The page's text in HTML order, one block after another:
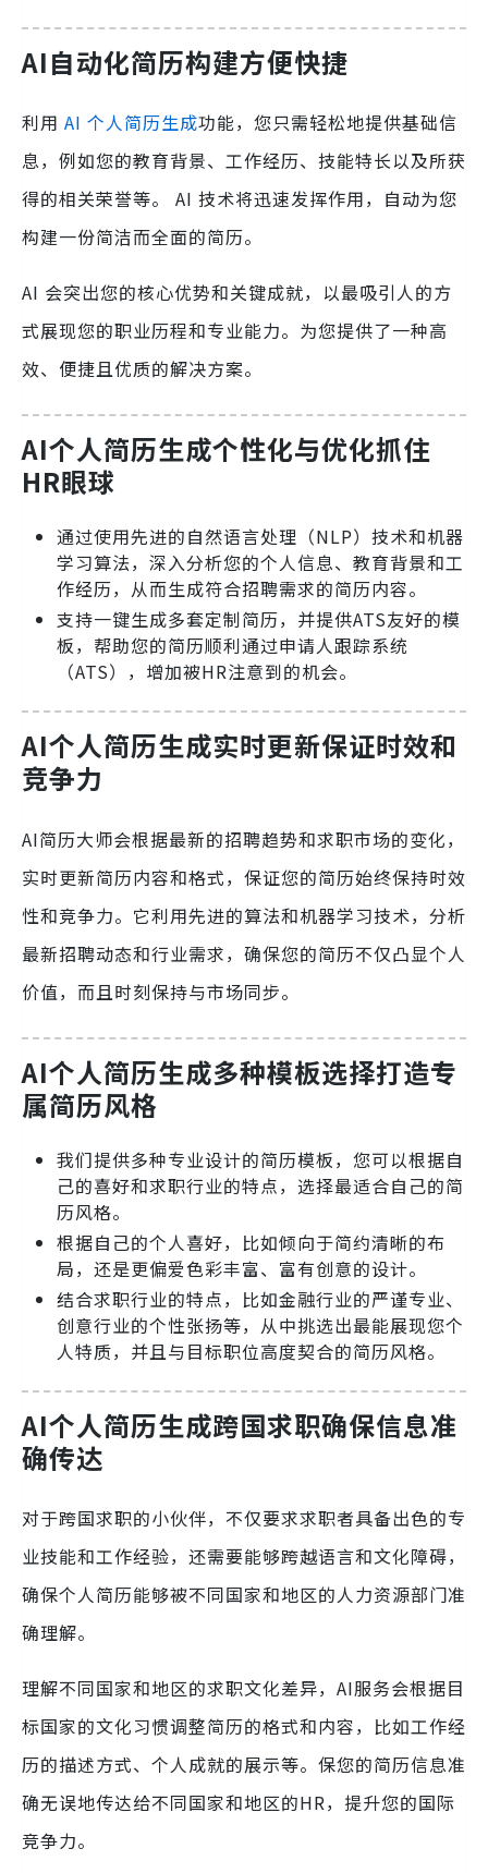
AI自动化简历构建方便快捷
利用 AI 个人简历生成功能，您只需轻松地提供基础信
息，例如您的教育背景、工作经历、技能特长以及所获
得的相关荣誉等。 AI 技术将迅速发挥作用，自动为您
构建一份简洁而全面的简历。
AI 会突出您的核心优势和关键成就，以最吸引人的方
式展现您的职业历程和专业能力。为您提供了一种高
效、便捷且优质的解决方案。
AI个人简历生成个性化与优化抓住
HR眼球
通过使用先进的自然语言处理（NLP）技术和机器
学习算法，深入分析您的个人信息、教育背景和工
作经历，从而生成符合招聘需求的简历内容。
支持一键生成多套定制简历，并提供ATS友好的模
板，帮助您的简历顺利通过申请人跟踪系统
（ATS），增加被HR注意到的机会。
AI个人简历生成实时更新保证时效和
竞争力
AI简历大师会根据最新的招聘趋势和求职市场的变化，
实时更新简历内容和格式，保证您的简历始终保持时效
性和竞争力。它利用先进的算法和机器学习技术，分析
最新招聘动态和行业需求，确保您的简历不仅凸显个人
价值，而且时刻保持与市场同步。
AI个人简历生成多种模板选择打造专
属简历风格
我们提供多种专业设计的简历模板，您可以根据自
己的喜好和求职行业的特点，选择最适合自己的简
历风格。
根据自己的个人喜好，比如倾向于简约清晰的布
局，还是更偏爱色彩丰富、富有创意的设计。
结合求职行业的特点，比如金融行业的严谨专业、
创意行业的个性张扬等，从中挑选出最能展现您个
人特质，并且与目标职位高度契合的简历风格。
AI个人简历生成跨国求职确保信息准
确传达
对于跨国求职的小伙伴，不仅要求求职者具备出色的专
业技能和工作经验，还需要能够跨越语言和文化障碍，
确保个人简历能够被不同国家和地区的人力资源部门准
确理解。
理解不同国家和地区的求职文化差异，AI服务会根据目
标国家的文化习惯调整简历的格式和内容，比如工作经
历的描述方式、个人成就的展示等。保您的简历信息准
确无误地传达给不同国家和地区的HR，提升您的国际
竞争力。